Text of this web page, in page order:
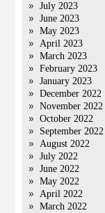
July 2023
June 2023
May 2023
April 2023
March 2023
February 2023
January 2023
December 2022
November 2022
October 2022
September 2022
August 2022
July 2022
June 2022
May 2022
April 2022
March 2022